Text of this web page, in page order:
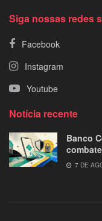
Siga nossas redes
Facebook
Instagram
Youtube
Notícia recente
Banco
7 DE